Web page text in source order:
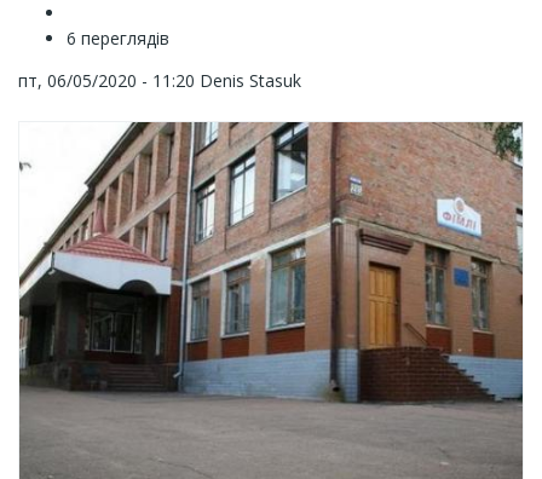
6 переглядів
пт, 06/05/2020 - 11:20 Denis Stasuk